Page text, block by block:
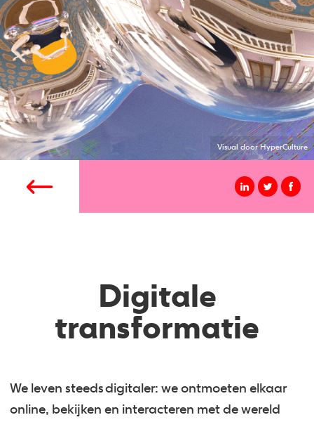
Visual door HyperCulture
Digitale
transformatie
We leven steeds digitaler: we ontmoeten elkaar
online, bekijken en interacteren met de wereld